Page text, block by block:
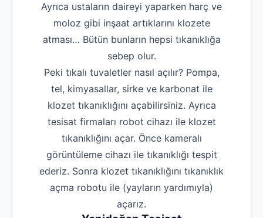
Ayrıca ustaların daireyi yaparken harç ve
moloz gibi inşaat artıklarını klozete
atması… Bütün bunların hepsi tıkanıklığa
sebep olur.
Peki tıkalı tuvaletler nasıl açılır? Pompa,
tel, kimyasallar, sirke ve karbonat ile
klozet tıkanıklığını açabilirsiniz. Ayrıca
tesisat firmaları robot cihazı ile klozet
tıkanıklığını açar. Önce kameralı
görüntüleme cihazı ile tıkanıklığı tespit
ederiz. Sonra klozet tıkanıklığını tıkanıklık
açma robotu ile (yayların yardımıyla)
açarız.